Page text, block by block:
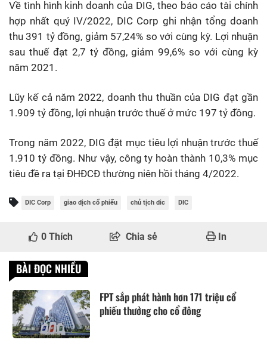
Về tình hình kinh doanh của DIG, theo báo cáo tài chính
hợp nhất quý IV/2022, DIC Corp ghi nhận tổng doanh
thu 391 tỷ đồng, giảm 57,24% so với cùng kỳ. Lợi nhuận
sau thuế đạt 2,7 tỷ đồng, giảm 99,6% so với cùng kỳ
năm 2021.
Lũy kế cả năm 2022, doanh thu thuần của DIG đạt gần
1.909 tỷ đồng, lợi nhuận trước thuế ở mức 197 tỷ đồng.
Trong năm 2022, DIG đặt mục tiêu lợi nhuận trước thuế
1.910 tỷ đồng. Như vậy, công ty hoàn thành 10,3% mục
tiêu đề ra tại ĐHĐCĐ thường niên hồi tháng 4/2022.
DIC Corp giao dịch cổ phiếu chủ tịch dic DIC
0 Thích Chia sẻ In
BÀI ĐỌC NHIỀU
FPT sắp phát hành hơn 171 triệu cổ
phiếu thưởng cho cổ đông